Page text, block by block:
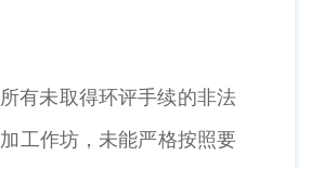
有未取得环评手续的非法
工作坊，未能严格按照要